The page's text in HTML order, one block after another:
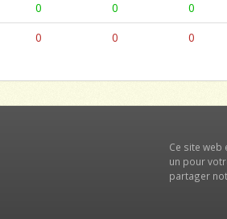
0 0 0
0 0 0
Ce site
un pour
partager